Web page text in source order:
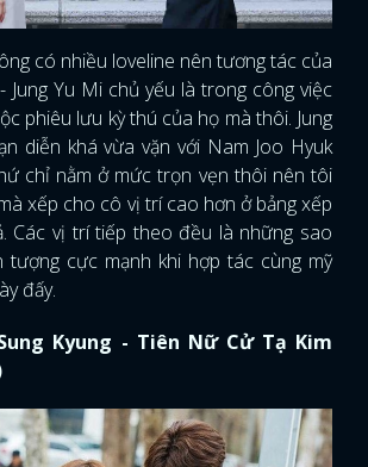
có nhiều loveline nên tương tác của
Jung Yu Mi chủ yếu là trong công việc
phiêu lưu kỳ thú của họ mà thôi. Jung
diễn khá vừa vặn với Nam Joo Hyuk
chỉ nằm ở mức trọn vẹn thôi nên tôi
xếp cho cô vị trí cao hơn ở bảng xếp
Các vị trí tiếp theo đều là những sao
tượng cực mạnh khi hợp tác cùng mỹ
đấy.
Kyung - Tiên Nữ Cử Tạ Kim